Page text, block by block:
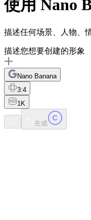
使用 Nano
描述任何场景、人物、
描述您想要创建的形象
Nano Banana
3:4
1K
生成